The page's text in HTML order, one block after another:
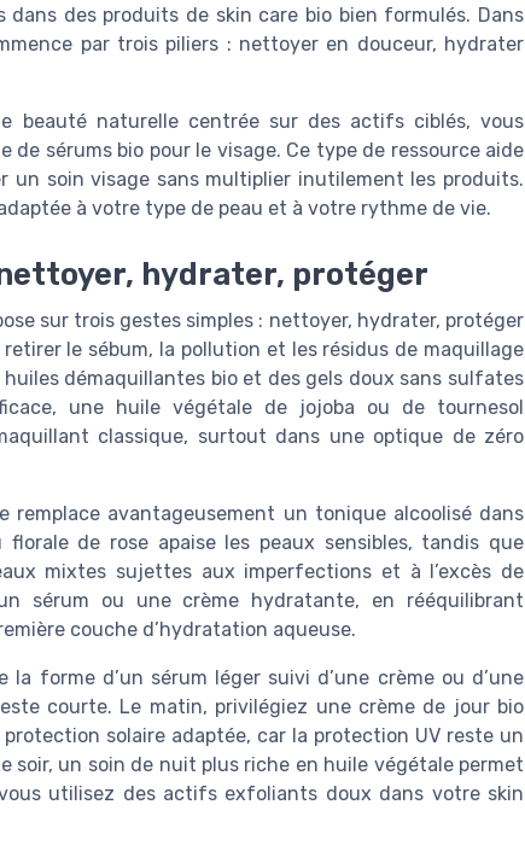
des produits de skin care bio bien formulés. Dans
par trois piliers : nettoyer en douceur, hydrater
beauté naturelle centrée sur des actifs ciblés, vous
sérums bio pour le visage. Ce type de ressource aide
un soin visage sans multiplier inutilement les produits.
à votre type de peau et à votre rythme de vie.
hydrater, protéger
sur trois gestes simples : nettoyer, hydrater, protéger
le sébum, la pollution et les résidus de maquillage
démaquillantes bio et des gels doux sans sulfates
une huile végétale de jojoba ou de tournesol
classique, surtout dans une optique de zéro
remplace avantageusement un tonique alcoolisé dans
de rose apaise les peaux sensibles, tandis que
mixtes sujettes aux imperfections et à l’excès de
sérum ou une crème hydratante, en rééquilibrant
couche d’hydratation aqueuse.
forme d’un sérum léger suivi d’une crème ou d’une
courte. Le matin, privilégiez une crème de jour bio
solaire adaptée, car la protection UV reste un
un soin de nuit plus riche en huile végétale permet
utilisez des actifs exfoliants doux dans votre skin